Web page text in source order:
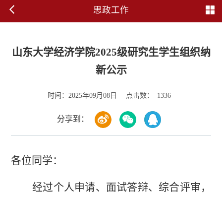
思政工作
山东大学经济学院2025级研究生学生组织纳
新公示
时间： 2025年09月08日 点击数： 1336
分享到：
各位同学：
经过个人申请、面试答辩、综合评审，